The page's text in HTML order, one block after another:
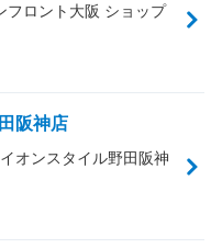
フロント大阪 ショップ
阪神店
オンスタイル野田阪神